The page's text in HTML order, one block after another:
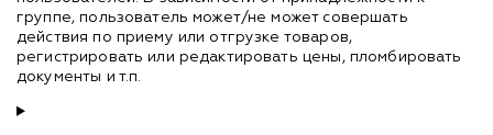
группе, пользователь может/не может совершать
действия по приему или отгрузке товаров,
регистрировать или редактировать цены, пломбировать
документы и т.п.